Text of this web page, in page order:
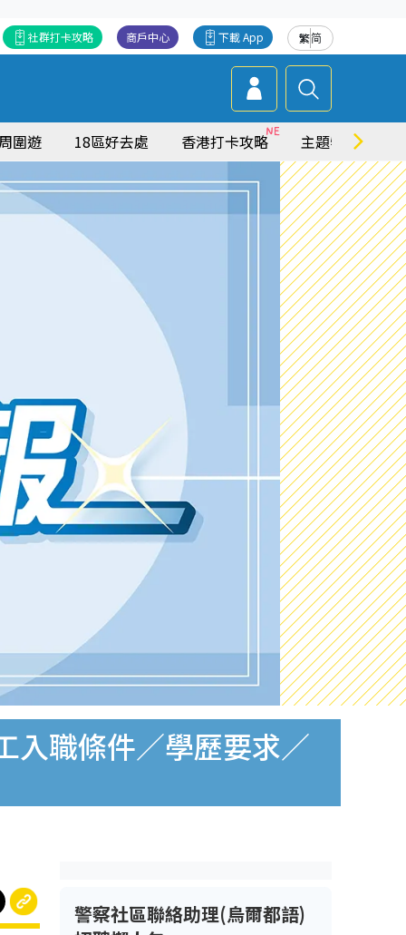
繁简
下載 App
商戶中心
社群打卡攻略
圍遊 18區好去處 香港打卡攻略 主題特集
入職條件／學歷要求／
警察社區聯絡助理(烏爾都語)